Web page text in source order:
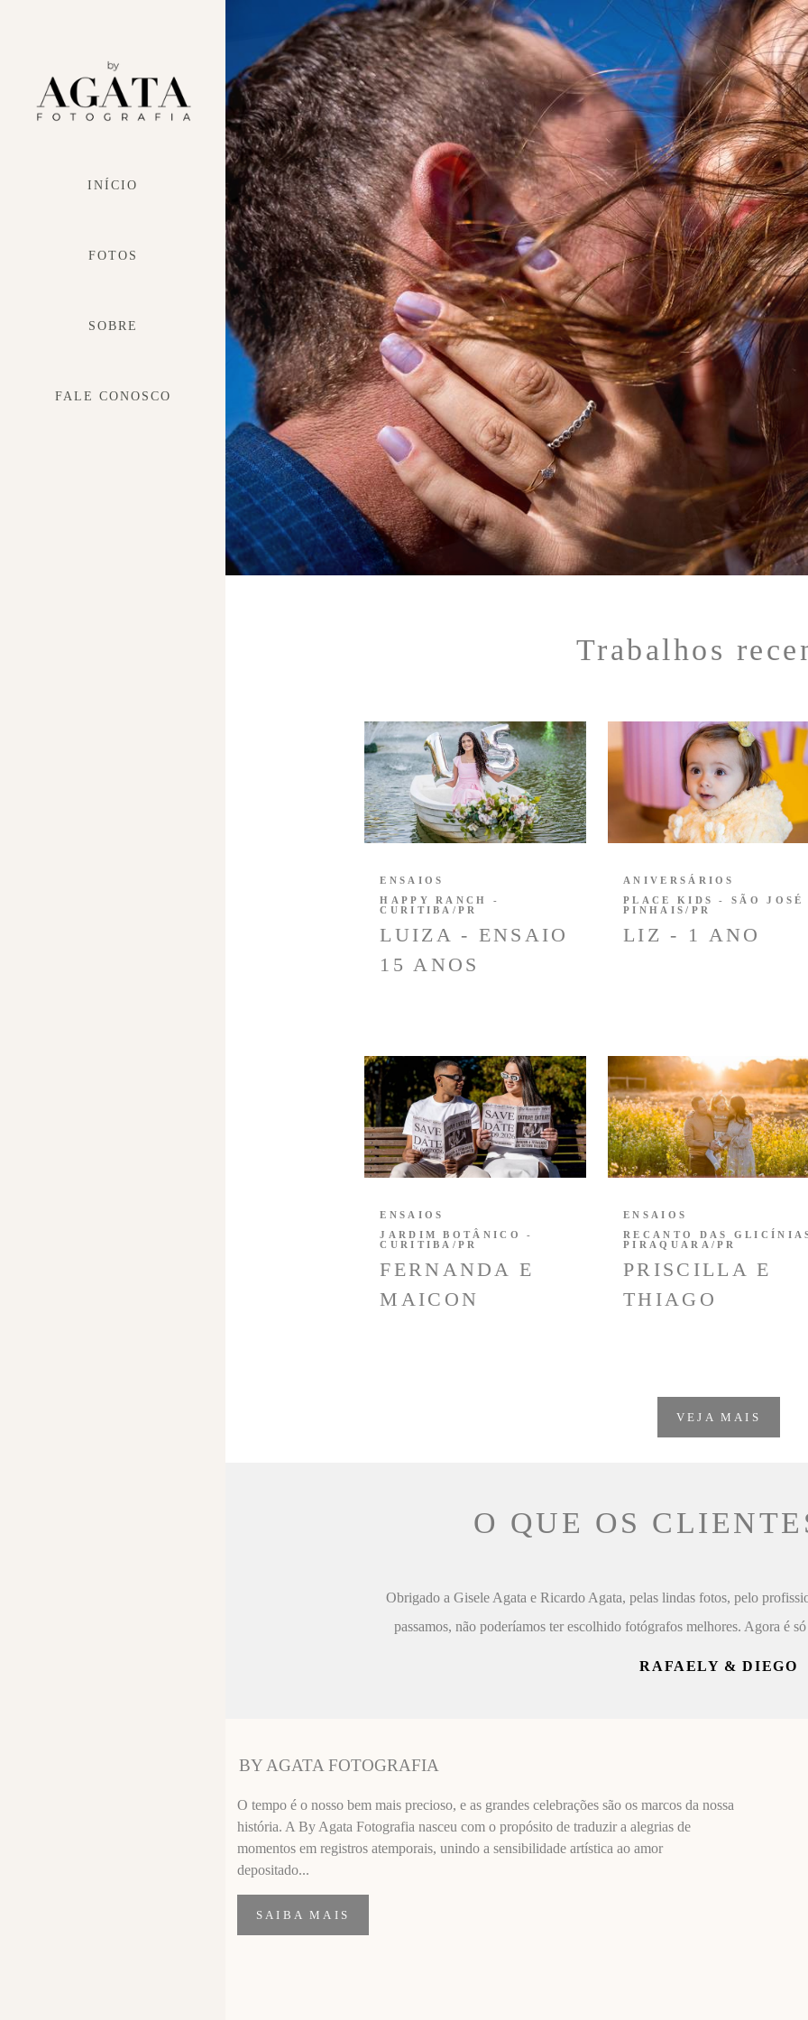
INÍCIO
FOTOS
SOBRE
FALE CONOSCO
Trabalhos
LUIZA - ENSAIO
15 ANOS
ENSAIOS
HAPPY RANCH -
CURITIBA/PR
LIZ - 1 ANO
ANIVERSÁRIOS
PLACE KIDS - SÃO JOSÉ
PINHAIS/PR
FERNANDA E
MAICON
ENSAIOS
JARDIM BOTÂNICO -
CURITIBA/PR
PRISCILLA E
THIAGO
ENSAIOS
RECANTO DAS
PIRAQUARA/PR
VEJA MAIS
O QUE OS
Obrigado a Gisele Agata e Ricardo Agata, pelas lindas fotos, pelo
passamos, não poderíamos ter escolhido fotógrafos melhores. Agora é
RAFAELY & DIEGO
BY AGATA FOTOGRAFIA
O tempo é o nosso bem mais precioso, e as grandes celebrações são os marcos da nossa
história. A By Agata Fotografia nasceu com o propósito de traduzir a alegrias de
momentos em registros atemporais, unindo a sensibilidade artística ao amor
depositado...
SAIBA MAIS